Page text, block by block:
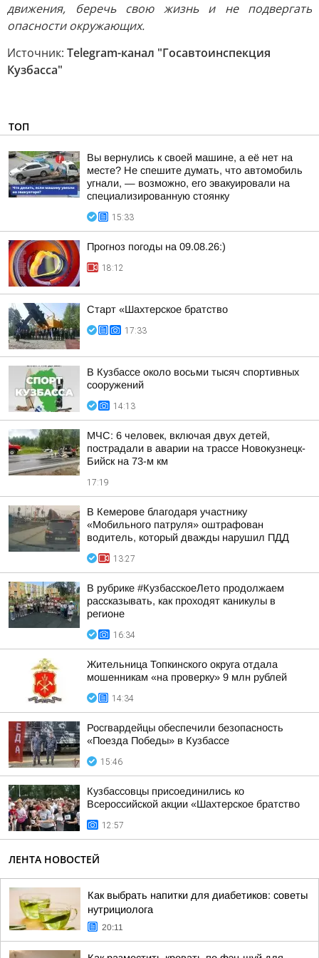
движения, беречь свою жизнь и не подвергать
опасности окружающих.
Источник: Telegram-канал "Госавтоинспекция
Кузбасса"
ТОП
Вы вернулись к своей машине, а её нет на
месте? Не спешите думать, что автомобиль
угнали, — возможно, его эвакуировали на
специализированную стоянку
15:33
Прогноз погоды на 09.08.26:)
18:12
Старт «Шахтерское братство
17:33
В Кузбассе около восьми тысяч спортивных
сооружений
14:13
МЧС: 6 человек, включая двух детей,
пострадали в аварии на трассе Новокузнецк-
Бийск на 73-м км
17:19
В Кемерове благодаря участнику
«Мобильного патруля» оштрафован
водитель, который дважды нарушил ПДД
13:27
В рубрике #КузбасскоеЛето продолжаем
рассказывать, как проходят каникулы в
регионе
16:34
Жительница Топкинского округа отдала
мошенникам «на проверку» 9 млн рублей
14:34
Росгвардейцы обеспечили безопасность
«Поезда Победы» в Кузбассе
15:46
Кузбассовцы присоединились ко
Всероссийской акции «Шахтерское братство
12:57
ЛЕНТА НОВОСТЕЙ
Как выбрать напитки для диабетиков: советы
нутрициолога
20:11